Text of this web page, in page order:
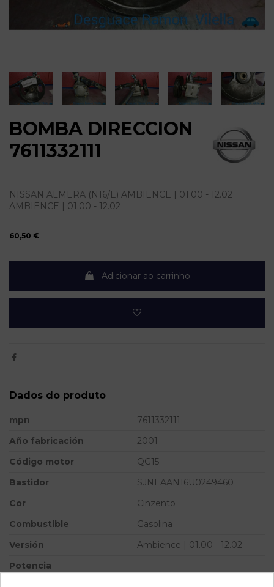
BOMBA DIRECCION
7611332111
NISSAN ALMERA (N16/E) AMBIENCE | 01.00 - 12.02
AMBIENCE | 01.00 - 12.02
60,50 €
Adicionar ao carrinho
Dados do produto
mpn
7611332111
Año fabricación
2001
Código motor
QG15
Bastidor
SJNEAAN16U0249460
Cor
Cinzento
Combustible
Gasolina
Versión
Ambience | 01.00 - 12.02
Potencia